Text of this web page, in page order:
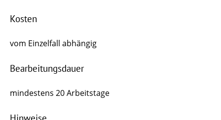
Kosten
vom Einzelfall abhängig
Bearbeitungsdauer
mindestens 20 Arbeitstage